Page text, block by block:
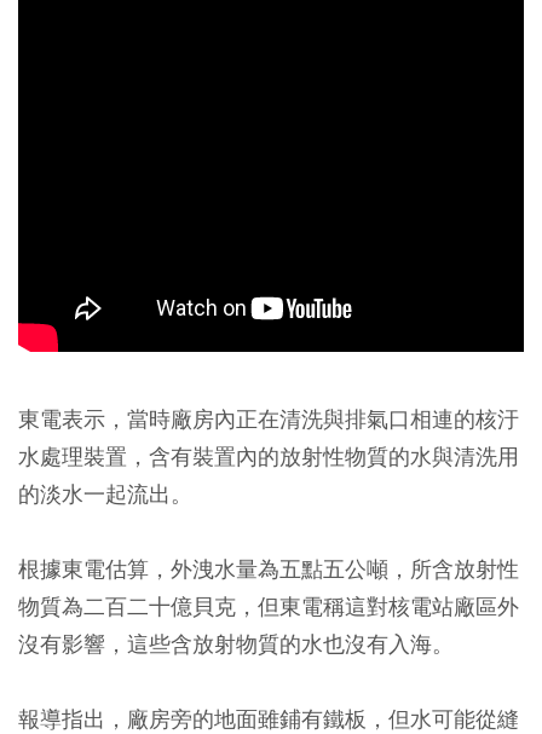
東電表示，當時廠房內正在清洗與排氣口相連的核汙
水處理裝置，含有裝置內的放射性物質的水與清洗用
的淡水一起流出。
根據東電估算，外洩水量為五點五公噸，所含放射性
物質為二百二十億貝克，但東電稱這對核電站廠區外
沒有影響，這些含放射物質的水也沒有入海。
報導指出，廠房旁的地面雖鋪有鐵板，但水可能從縫